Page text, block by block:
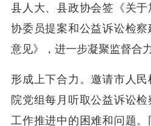
县人大、县政协会签《关
协委员提案和公益诉讼检
意见》，进一步凝聚监督合
形成上下合力。邀请市人
院党组每月听取公益诉讼
工作推进中的困难和问题